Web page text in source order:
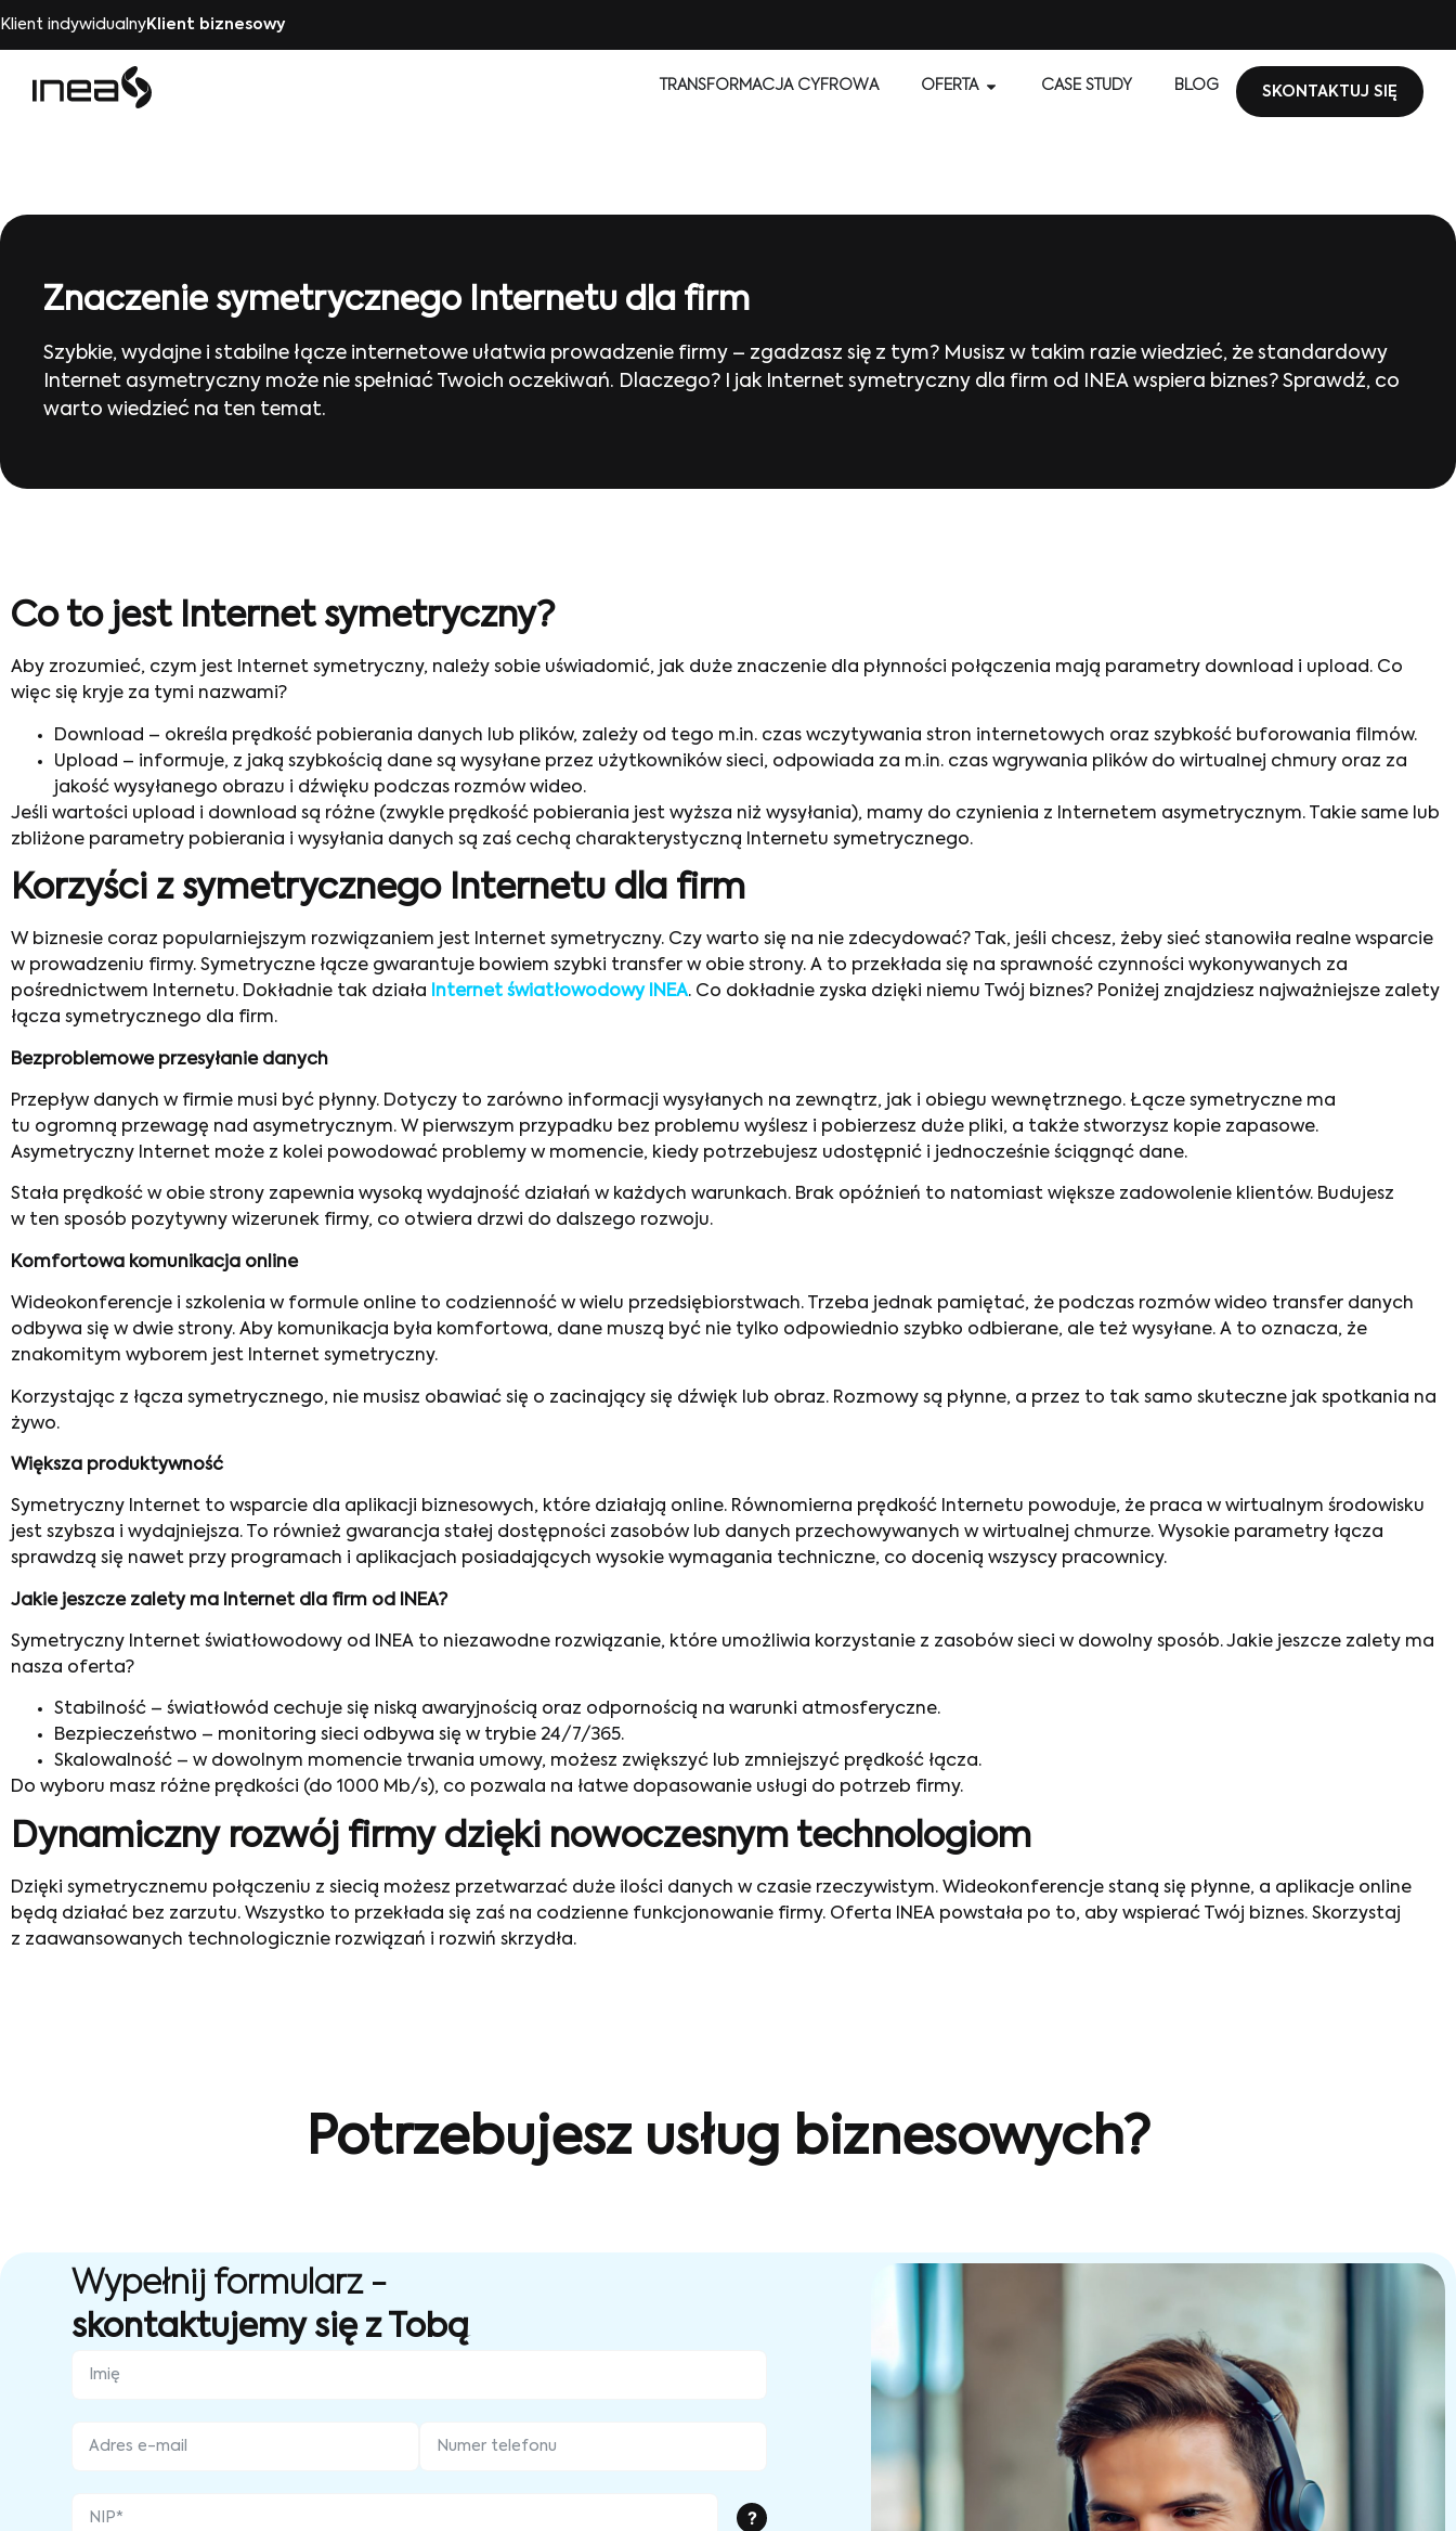
Klient indywidualnyKlient biznesowy
TRANSFORMACJA CYFROWA OFERTA CASE STUDY BLOG SKONTAKTUJ SIĘ
Znaczenie symetrycznego Internetu dla firm
Szybkie, wydajne i stabilne łącze internetowe ułatwia prowadzenie firmy – zgadzasz się z tym? Musisz w takim razie wiedzieć, że standardowy
Internet asymetryczny może nie spełniać Twoich oczekiwań. Dlaczego? I jak Internet symetryczny dla firm od INEA wspiera biznes? Sprawdź, co
warto wiedzieć na ten temat.
Co to jest Internet symetryczny?
Aby zrozumieć, czym jest Internet symetryczny, należy sobie uświadomić, jak duże znaczenie dla płynności połączenia mają parametry download i upload. Co
więc się kryje za tymi nazwami?
Download – określa prędkość pobierania danych lub plików, zależy od tego m.in. czas wczytywania stron internetowych oraz szybkość buforowania filmów.
Upload – informuje, z jaką szybkością dane są wysyłane przez użytkowników sieci, odpowiada za m.in. czas wgrywania plików do wirtualnej chmury oraz za
jakość wysyłanego obrazu i dźwięku podczas rozmów wideo.
Jeśli wartości upload i download są różne (zwykle prędkość pobierania jest wyższa niż wysyłania), mamy do czynienia z Internetem asymetrycznym. Takie same lub
zbliżone parametry pobierania i wysyłania danych są zaś cechą charakterystyczną Internetu symetrycznego.
Korzyści z symetrycznego Internetu dla firm
W biznesie coraz popularniejszym rozwiązaniem jest Internet symetryczny. Czy warto się na nie zdecydować? Tak, jeśli chcesz, żeby sieć stanowiła realne wsparcie
w prowadzeniu firmy. Symetryczne łącze gwarantuje bowiem szybki transfer w obie strony. A to przekłada się na sprawność czynności wykonywanych za
pośrednictwem Internetu. Dokładnie tak działa
Internet światłowodowy INEA. Co dokładnie zyska dzięki niemu Twój biznes? Poniżej znajdziesz najważniejsze zalety
łącza symetrycznego dla firm.
Bezproblemowe przesyłanie danych
Przepływ danych w firmie musi być płynny. Dotyczy to zarówno informacji wysyłanych na zewnątrz, jak i obiegu wewnętrznego. Łącze symetryczne ma
tu ogromną przewagę nad asymetrycznym. W pierwszym przypadku bez problemu wyślesz i pobierzesz duże pliki, a także stworzysz kopie zapasowe.
Asymetryczny Internet może z kolei powodować problemy w momencie, kiedy potrzebujesz udostępnić i jednocześnie ściągnąć dane.
Stała prędkość w obie strony zapewnia wysoką wydajność działań w każdych warunkach. Brak opóźnień to natomiast większe zadowolenie klientów. Budujesz
w ten sposób pozytywny wizerunek firmy, co otwiera drzwi do dalszego rozwoju.
Komfortowa komunikacja online
Wideokonferencje i szkolenia w formule online to codzienność w wielu przedsiębiorstwach. Trzeba jednak pamiętać, że podczas rozmów wideo transfer danych
odbywa się w dwie strony. Aby komunikacja była komfortowa, dane muszą być nie tylko odpowiednio szybko odbierane, ale też wysyłane. A to oznacza, że
znakomitym wyborem jest Internet symetryczny.
Korzystając z łącza symetrycznego, nie musisz obawiać się o zacinający się dźwięk lub obraz. Rozmowy są płynne, a przez to tak samo skuteczne jak spotkania na
żywo.
Większa produktywność
Symetryczny Internet to wsparcie dla aplikacji biznesowych, które działają online. Równomierna prędkość Internetu powoduje, że praca w wirtualnym środowisku
jest szybsza i wydajniejsza. To również gwarancja stałej dostępności zasobów lub danych przechowywanych w wirtualnej chmurze. Wysokie parametry łącza
sprawdzą się nawet przy programach i aplikacjach posiadających wysokie wymagania techniczne, co docenią wszyscy pracownicy.
Jakie jeszcze zalety ma Internet dla firm od INEA?
Symetryczny Internet światłowodowy od INEA to niezawodne rozwiązanie, które umożliwia korzystanie z zasobów sieci w dowolny sposób. Jakie jeszcze zalety ma
nasza oferta?
Stabilność – światłowód cechuje się niską awaryjnością oraz odpornością na warunki atmosferyczne.
Bezpieczeństwo – monitoring sieci odbywa się w trybie 24/7/365.
Skalowalność – w dowolnym momencie trwania umowy, możesz zwiększyć lub zmniejszyć prędkość łącza.
Do wyboru masz różne prędkości (do 1000 Mb/s), co pozwala na łatwe dopasowanie usługi do potrzeb firmy.
Dynamiczny rozwój firmy dzięki nowoczesnym technologiom
Dzięki symetrycznemu połączeniu z siecią możesz przetwarzać duże ilości danych w czasie rzeczywistym. Wideokonferencje staną się płynne, a aplikacje online
będą działać bez zarzutu. Wszystko to przekłada się zaś na codzienne funkcjonowanie firmy. Oferta INEA powstała po to, aby wspierać Twój biznes. Skorzystaj
z zaawansowanych technologicznie rozwiązań i rozwiń skrzydła.
Potrzebujesz usług biznesowych?
Wypełnij formularz -
skontaktujemy się z Tobą
?